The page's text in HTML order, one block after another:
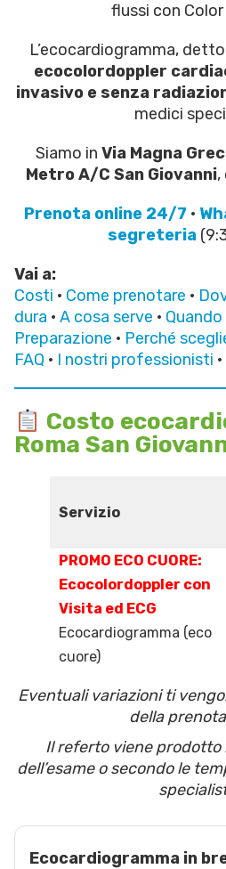
flussi con
L’ecocardiogramma,
ecocolordoppler
invasivo e senza
medici
Siamo in Via Magna
Metro A/C San Giovanni,
Prenota online 24/7 ·
segreteria
Vai a:
Costi · Come prenotare ·
dura · A cosa serve ·
Preparazione · Perché
FAQ · I nostri professionisti ·
Costo
Roma San
Servizio
PROMO ECO CUORE:
Ecocolordoppler con
Visita ed ECG
Ecocardiogramma (eco
cuore)
Eventuali variazioni ti
della
Il referto viene prodotto
dell’esame o secondo le
Ecocardiogramma in